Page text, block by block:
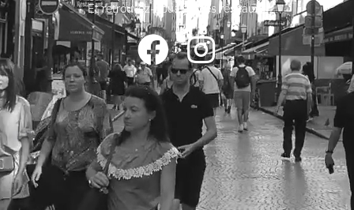
Et retrouvez-nous sur les réseaux !